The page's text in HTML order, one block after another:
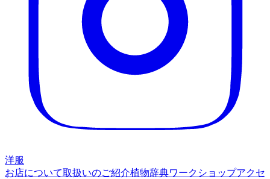
洋服
お店について取扱いのご紹介植物辞典ワークショップアクセ